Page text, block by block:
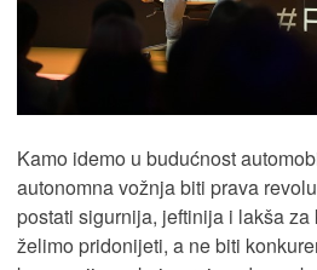
Kamo idemo u budućnost
autonomna vožnja biti prava
postati sigurnija, jeftinija i lakša
želimo pridonijeti, a ne biti